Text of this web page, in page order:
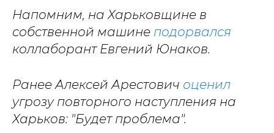
Напомним, на Харьковщине в
собственной машине подорвался
коллаборант Евгений Юнаков.
Ранее Алексей Арестович оценил
угрозу повторного наступления на
Харьков: "Будет проблема".